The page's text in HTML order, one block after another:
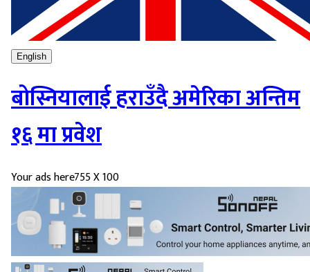
English
बोस्नियालाई हराउँदै अमेरिका अन्तिम
१६ मा प्रवेश
Your ads here755 X 100